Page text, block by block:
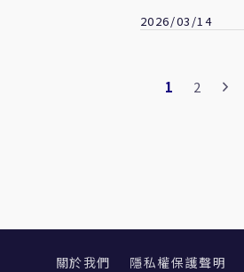
2026/03/14
1 2
關於我們 隱私權保護聲明